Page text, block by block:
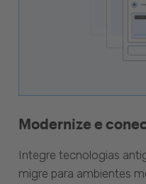
Modernize e
Integre tecnologias
migre para ambientes